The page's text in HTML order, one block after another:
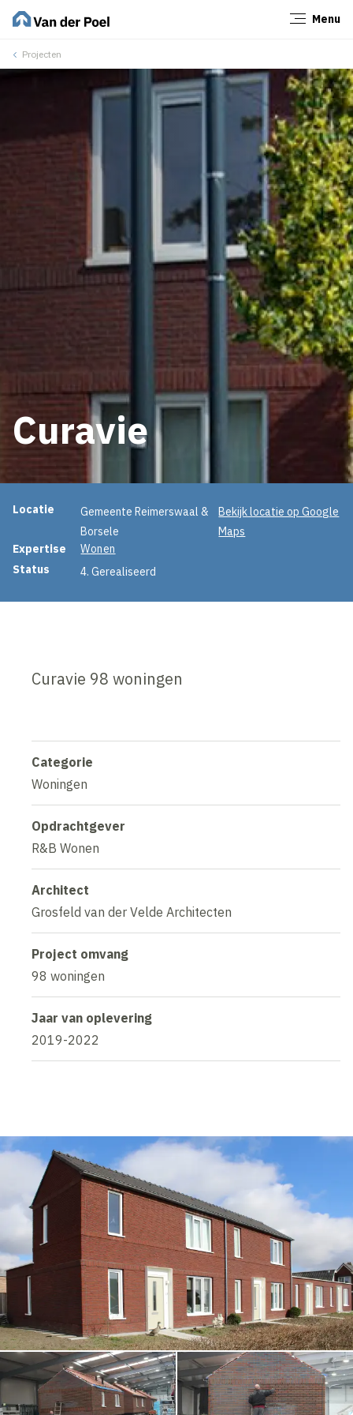
Menu
Projecten
Curavie
Projectinformatie
Locatie
Gemeente Reimerswaal &
Borsele
Bekijk locatie op Google
Maps
Expertise
Wonen
Status
4. Gerealiseerd
Curavie 98 woningen
Categorie
Woningen
Opdrachtgever
R&B Wonen
Architect
Grosfeld van der Velde Architecten
Project omvang
98 woningen
Jaar van oplevering
2019-2022
Sluiten